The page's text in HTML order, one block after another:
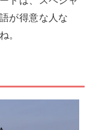
が得意な人な
。